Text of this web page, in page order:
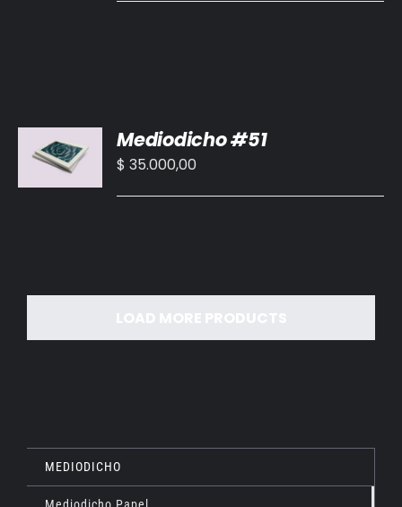
AL
CARRITO
/
Mediodicho #51
$ 35.000,00
MEDIODICHO